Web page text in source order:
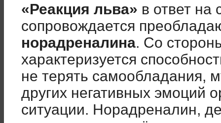
«Реакция льва» в ответ на
сопровождается
норадреналина. Со
характеризуется
не терять самообладания,
других негативных эмоций
ситуации. Норадреналин,